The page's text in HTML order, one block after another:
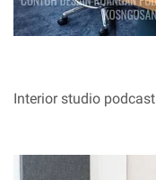
Interior studio podcast